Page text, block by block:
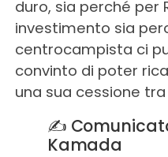
duro, sia perché per
investimento sia
centrocampista ci
convinto di poter
una sua cessione
✍️
Kamada